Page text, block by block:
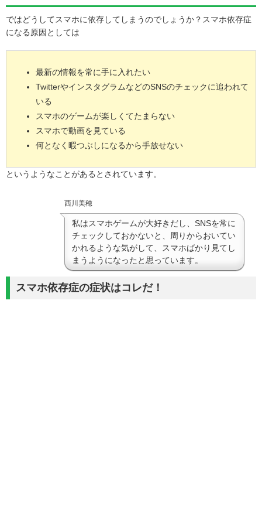
ではどうしてスマホに依存してしまうのでしょうか？スマホ依存症
になる原因としては
最新の情報を常に手に入れたい
TwitterやインスタグラムなどのSNSのチェックに追われて
いる
スマホのゲームが楽しくてたまらない
スマホで動画を見ている
何となく暇つぶしになるから手放せない
というようなことがあるとされています。
西川美穂
私はスマホゲームが大好きだし、SNSを常に
チェックしておかないと、周りからおいてい
かれるような気がして、スマホばかり見てし
まうようになったと思っています。
スマホ依存症の症状はコレだ！